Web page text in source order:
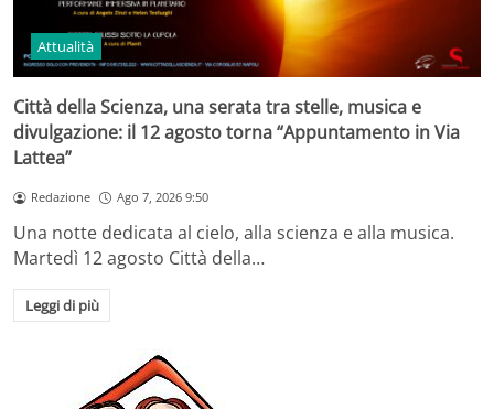
Attualità
Città della Scienza, una serata tra stelle, musica e
divulgazione: il 12 agosto torna “Appuntamento in Via
Lattea”
Redazione Ago 7, 2026 9:50
Una notte dedicata al cielo, alla scienza e alla musica.
Martedì 12 agosto Città della…
Leggi di più